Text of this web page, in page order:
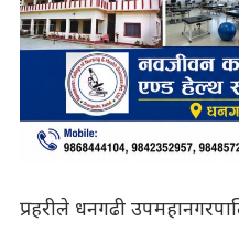
प्रहरीले धनगढी